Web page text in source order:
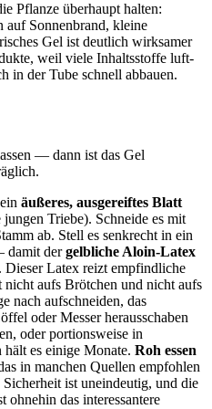
Pflanze überhaupt halten:
auf Sonnenbrand, kleine
Gel ist deutlich wirksamer
weil viele Inhaltsstoffe luft-
in der Tube schnell abbauen.
— dann ist das Gel
äußeres, ausgereiftes Blatt
Triebe). Schneide es mit
ab. Stell es senkrecht in ein
damit dergelbliche Aloin-Latex
Dieser Latex reizt empfindliche
aufs Brötchen und nicht aufs
nach aufschneiden, das
oder Messer herausschaben
oder portionsweise in
es einige Monate. Roh essen
in manchen Quellen empfohlen
ist uneindeutig, und die
ohnehin das interessantere